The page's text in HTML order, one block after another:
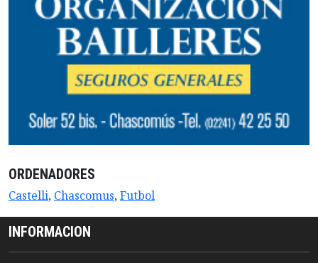
ORDENADORES
Castelli, Chascomus,Futbol
INFORMACION